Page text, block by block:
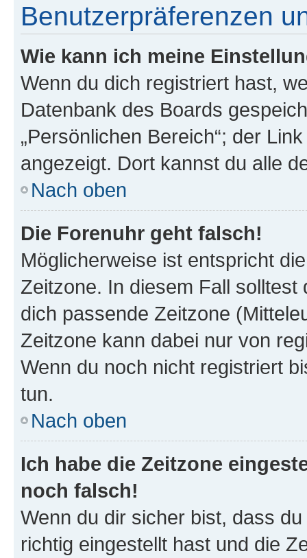
Benutzerpräferenzen
Wie kann ich meine
Wenn du dich registriert hast,
Datenbank des Boards
„Persönlichen Bereich“; der
angezeigt. Dort kannst du alle
Nach oben
Die Forenuhr geht falsch!
Möglicherweise ist entspricht
Zeitzone. In diesem Fall solltest
dich passende Zeitzone
Zeitzone kann dabei nur von
Wenn du noch nicht registriert
tun.
Nach oben
Ich habe die Zeitzone
noch falsch!
Wenn du dir sicher bist, dass
richtig eingestellt hast und die